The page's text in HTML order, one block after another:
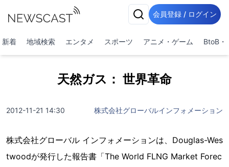
会員登録 / ログイン
新着 地域検索 エンタメ スポーツ アニメ・ゲーム BtoB・
天然ガス： 世界革命
2012-11-21 14:30 株式会社グローバルインフォメーション
株式会社グローバル インフォメーションは、Douglas-Wes
twoodが発行した報告書「The World FLNG Market Forec